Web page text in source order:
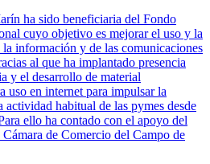
ha sido beneficiaria del Fondo
cuyo objetivo es mejorar el uso y la
información y de las comunicaciones
al que ha implantado presencia
y el desarrollo de material
uso en internet para impulsar la
habitual de las pymes desde
ello ha contado con el apoyo del
de Comercio del Campo de